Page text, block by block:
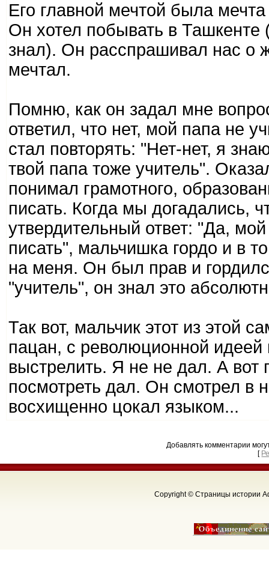
Его главной мечтой была
Он хотел побывать в Ташкенте
знал). Он расспрашивал нас о
мечтал.
Помню, как он задал мне
ответил, что нет, мой папа не
стал повторять: "Нет-нет, я
твой папа тоже учитель".
понимал грамотного,
писать. Когда мы догадались,
утвердительный ответ: "Да,
писать", мальчишка гордо и в
на меня. Он был прав и
"учитель", он знал это
Так вот, мальчик этот из
пацан, с революционной
выстрелить. Я не не дал. А вот
посмотреть дал. Он смотрел в
восхищенно цокал языком...
Добавлять комментарии
[
Copyright © Страницы истории